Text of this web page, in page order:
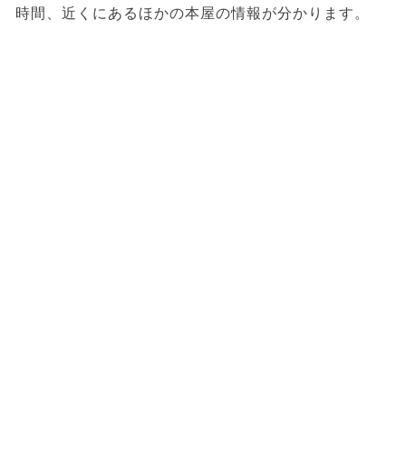
時間、近くにあるほかの本屋の情報が分かります。